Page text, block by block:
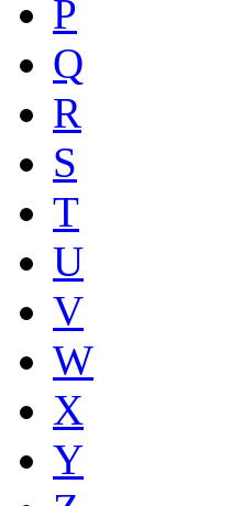
P
Q
R
S
T
U
V
W
X
Y